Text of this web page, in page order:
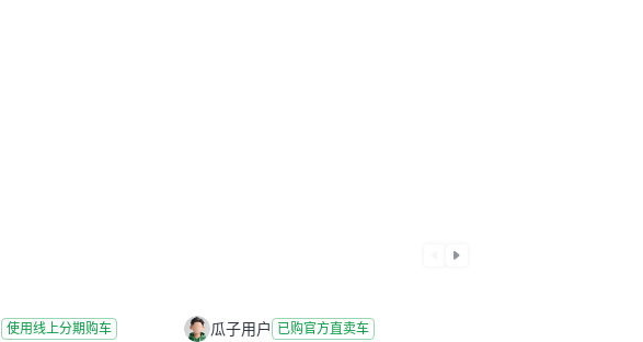
使用线上分期购车 瓜子用户 已购官方直卖车